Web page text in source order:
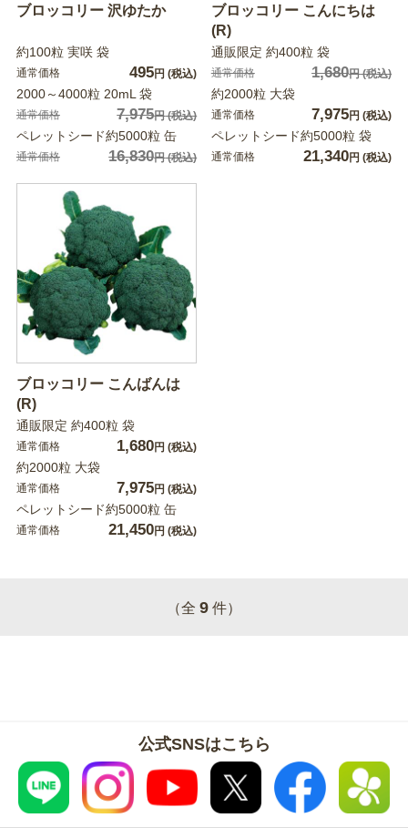
ブロッコリー 沢ゆたか
約100粒 実咲 袋
通常価格 495円 (税込)
2000～4000粒 20mL 袋
通常価格 7,975円(税込)
ペレットシード約5000粒 缶
通常価格 16,830円(税込)
ブロッコリー こんにちは
(R)
通販限定 約400粒 袋
通常価格 1,680円(税込)
約2000粒 大袋
通常価格 7,975円 (税込)
ペレットシード約5000粒 袋
通常価格 21,340円 (税込)
ブロッコリー こんばんは
(R)
通販限定 約400粒 袋
通常価格 1,680円 (税込)
約2000粒 大袋
通常価格 7,975円 (税込)
ペレットシード約5000粒 缶
通常価格 21,450円 (税込)
（全 9 件）
公式SNSはこちら